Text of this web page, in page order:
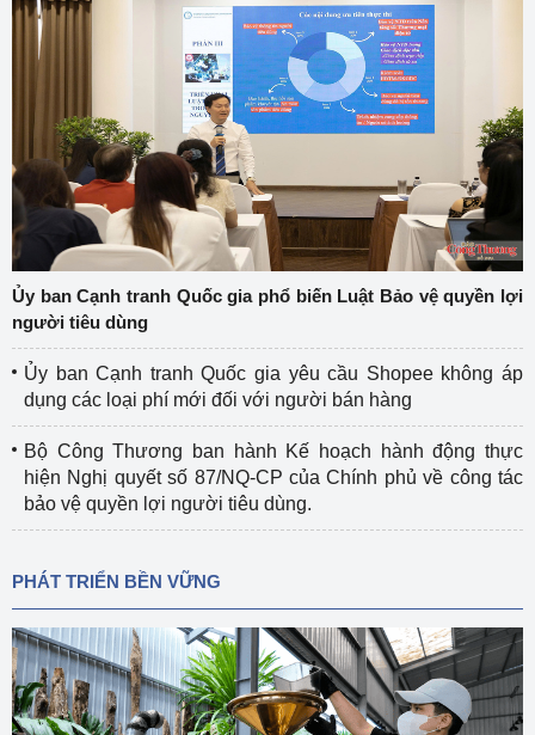
Ủy ban Cạnh tranh Quốc gia phổ biến Luật Bảo vệ quyền lợi
người tiêu dùng
Ủy ban Cạnh tranh Quốc gia yêu cầu Shopee không áp
dụng các loại phí mới đối với người bán hàng
Bộ Công Thương ban hành Kế hoạch hành động thực
hiện Nghị quyết số 87/NQ-CP của Chính phủ về công tác
bảo vệ quyền lợi người tiêu dùng.
PHÁT TRIỂN BỀN VỮNG